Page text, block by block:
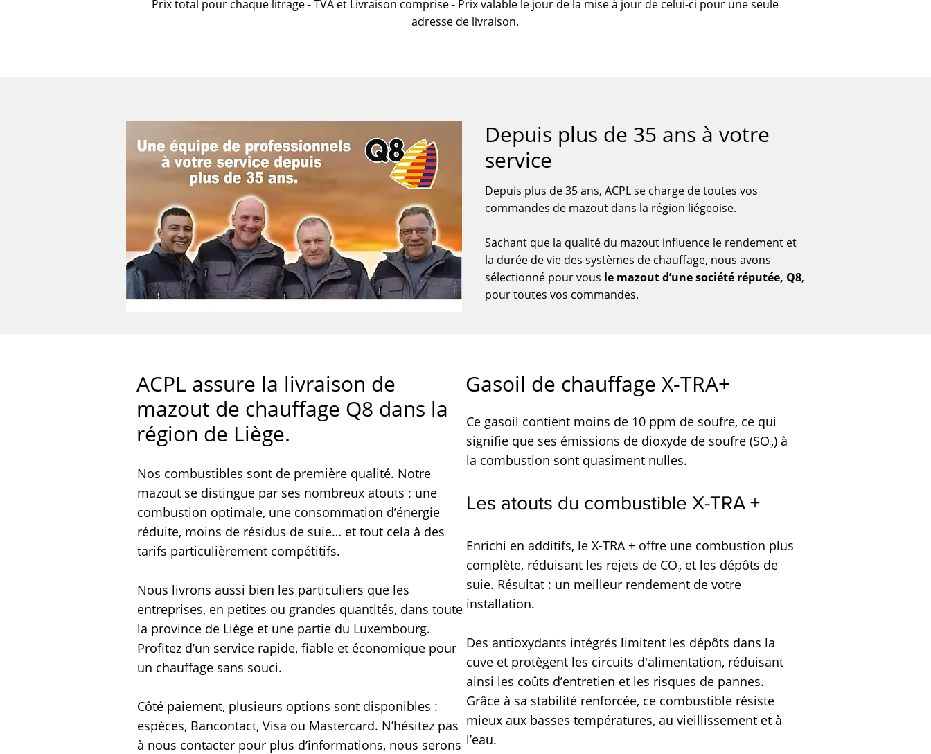
Prix total pour chaque litrage - TVA et Livraison comprise - Prix valable le jour de la mise à jour de celui-ci pour une seule
adresse de livraison.
Depuis plus de 35 ans à votre
service
Depuis plus de 35 ans, ACPL se charge de toutes vos
commandes de mazout dans la région liégeoise.
Sachant que la qualité du mazout influence le rendement et
la durée de vie des systèmes de chauffage, nous avons
sélectionné pour vous le mazout d’une société réputée, Q8,
pour toutes vos commandes.
ACPL assure la livraison de
mazout de chauffage Q8 dans la
région de Liège.
Nos combustibles sont de première qualité. Notre
mazout se distingue par ses nombreux atouts : une
combustion optimale, une consommation d’énergie
réduite, moins de résidus de suie… et tout cela à des
tarifs particulièrement compétitifs.
Nous livrons aussi bien les particuliers que les
entreprises, en petites ou grandes quantités, dans toute
la province de Liège et une partie du Luxembourg.
Profitez d’un service rapide, fiable et économique pour
un chauffage sans souci.
Côté paiement, plusieurs options sont disponibles :
espèces, Bancontact, Visa ou Mastercard. N’hésitez pas
à nous contacter pour plus d’informations, nous serons
Gasoil de chauffage X-TRA+
Ce gasoil contient moins de 10 ppm de soufre, ce qui
signifie que ses émissions de dioxyde de soufre (SO₂) à
la combustion sont quasiment nulles.
Les atouts du combustible X-TRA +
Enrichi en additifs, le X-TRA + offre une combustion plus
complète, réduisant les rejets de CO₂ et les dépôts de
suie. Résultat : un meilleur rendement de votre
installation.
Des antioxydants intégrés limitent les dépôts dans la
cuve et protègent les circuits d'alimentation, réduisant
ainsi les coûts d’entretien et les risques de pannes.
Grâce à sa stabilité renforcée, ce combustible résiste
mieux aux basses températures, au vieillissement et à
l’eau.